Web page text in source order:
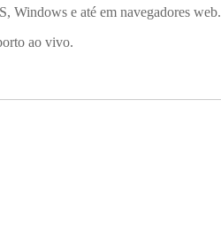
Windows e até em navegadores web.
ao vivo.